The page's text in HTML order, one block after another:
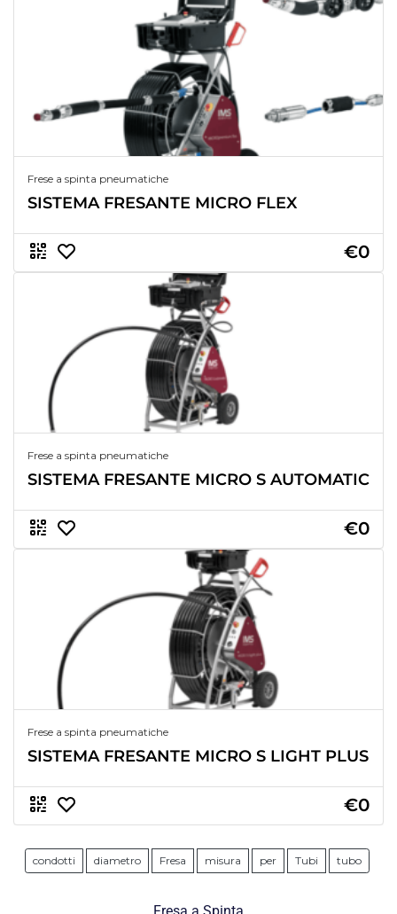
Frese a spinta pneumatiche
SISTEMA FRESANTE MICRO FLEX
€0
Frese a spinta pneumatiche
SISTEMA FRESANTE MICRO S AUTOMATIC
€0
Frese a spinta pneumatiche
SISTEMA FRESANTE MICRO S LIGHT PLUS
€0
condotti diametro Fresa misura per Tubi tubo
Fresa a Spinta